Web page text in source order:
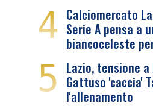
4 Calciomercato
Serie A pensa a
biancoceleste
5 Lazio, tensione
Gattuso 'caccia'
l'allenamento